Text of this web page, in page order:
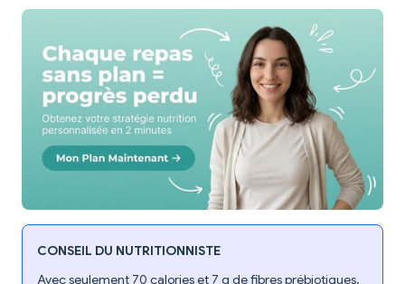
CONSEIL DU NUTRITIONNISTE
Avec seulement 70 calories et 7 g de fibres prébiotiques,